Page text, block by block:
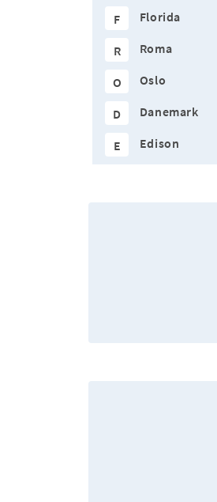
F Florida
R Roma
O Oslo
D Danemark
E Edison